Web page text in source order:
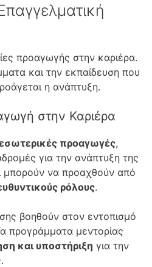
προαγωγής στην καριέρα.
και την εκπαίδευση που
η ανάπτυξη.
στην Καριέρα
προαγωγές,
για την ανάπτυξη της
μπορούν να προαχθούν από
ρόλους.
βοηθούν στον εντοπισμό
προγράμματα μεντορίας
και υποστήριξη για την